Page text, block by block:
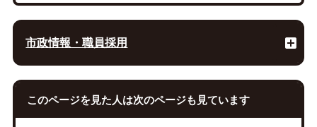
市政情報・職員採用
このページを見た人は次のページも見ています